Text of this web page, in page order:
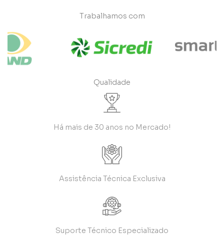
Trabalhamos com
Qualidade
Há mais de 30 anos no Mercado!
Assistência Técnica Exclusiva
Suporte Técnico Especializado